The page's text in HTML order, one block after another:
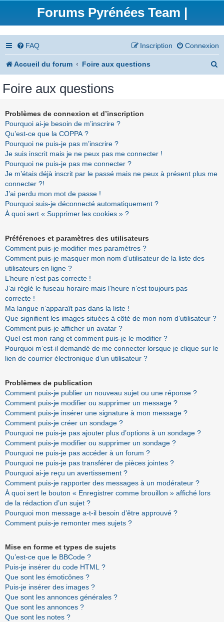
Forums Pyrénées Team |
FAQ Connexion
Inscription
Accueil du forum Foire aux questions
Foire aux questions
Problèmes de connexion et d’inscription
Pourquoi ai-je besoin de m’inscrire ?
Qu’est-ce que la COPPA ?
Pourquoi ne puis-je pas m’inscrire ?
Je suis inscrit mais je ne peux pas me connecter !
Pourquoi ne puis-je pas me connecter ?
Je m’étais déjà inscrit par le passé mais ne peux à présent plus me
connecter ?!
J’ai perdu mon mot de passe !
Pourquoi suis-je déconnecté automatiquement ?
À quoi sert « Supprimer les cookies » ?
Préférences et paramètres des utilisateurs
Comment puis-je modifier mes paramètres ?
Comment puis-je masquer mon nom d’utilisateur de la liste des
utilisateurs en ligne ?
L’heure n’est pas correcte !
J’ai réglé le fuseau horaire mais l’heure n’est toujours pas
correcte !
Ma langue n’apparaît pas dans la liste !
Que signifient les images situées à côté de mon nom d’utilisateur ?
Comment puis-je afficher un avatar ?
Quel est mon rang et comment puis-je le modifier ?
Pourquoi m’est-il demandé de me connecter lorsque je clique sur le
lien de courrier électronique d’un utilisateur ?
Problèmes de publication
Comment puis-je publier un nouveau sujet ou une réponse ?
Comment puis-je modifier ou supprimer un message ?
Comment puis-je insérer une signature à mon message ?
Comment puis-je créer un sondage ?
Pourquoi ne puis-je pas ajouter plus d’options à un sondage ?
Comment puis-je modifier ou supprimer un sondage ?
Pourquoi ne puis-je pas accéder à un forum ?
Pourquoi ne puis-je pas transférer de pièces jointes ?
Pourquoi ai-je reçu un avertissement ?
Comment puis-je rapporter des messages à un modérateur ?
À quoi sert le bouton « Enregistrer comme brouillon » affiché lors
de la rédaction d’un sujet ?
Pourquoi mon message a-t-il besoin d’être approuvé ?
Comment puis-je remonter mes sujets ?
Mise en forme et types de sujets
Qu’est-ce que le BBCode ?
Puis-je insérer du code HTML ?
Que sont les émoticônes ?
Puis-je insérer des images ?
Que sont les annonces générales ?
Que sont les annonces ?
Que sont les notes ?